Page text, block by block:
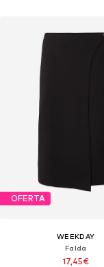
OFERTA
WEEKDAY
Falda
17,45€